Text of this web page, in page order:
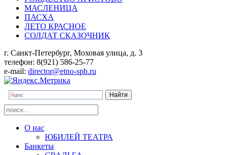
МАСЛЕНИЦА
ПАСХА
ЛЕТО КРАСНОЕ
СОЛДАТ СКАЗОЧНИК
г. Санкт-Петербург, Моховая улица, д. 3
телефон: 8(921) 586-25-77
e-mail: director@etno-spb.ru
О нас
ЮБИЛЕЙ ТЕАТРА
Банкеты